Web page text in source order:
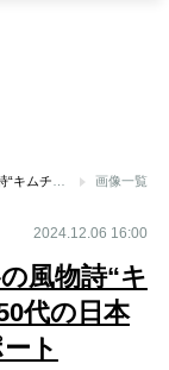
画像一覧
2024.12.06 16:00
風物詩“キ
代の日本
ト